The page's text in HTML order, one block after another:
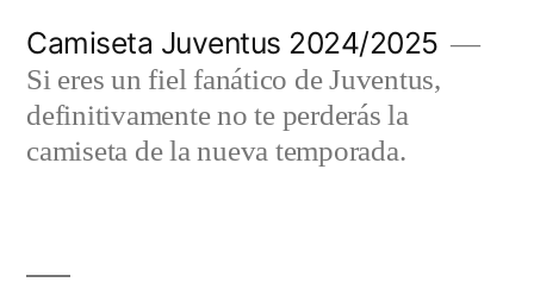
contenido
Camiseta Juventus 2024/2025
Si eres un fiel fanático de Juventus,
definitivamente no te perderás la
camiseta de la nueva temporada.